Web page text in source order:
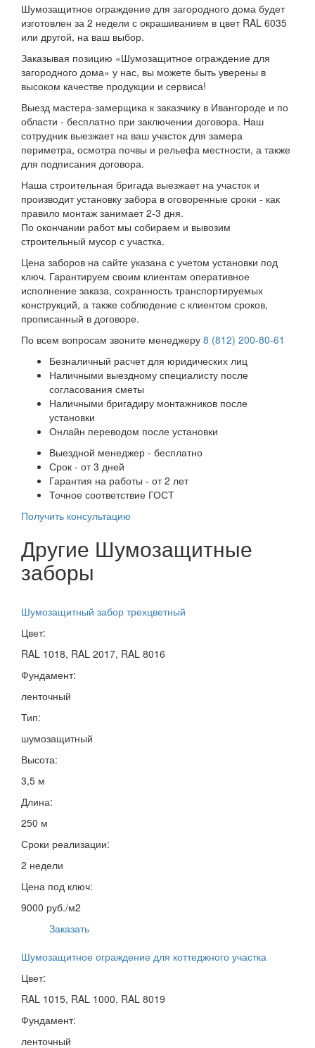
Шумозащитное ограждение для загородного дома будет
изготовлен за 2 недели с окрашиванием в цвет RAL 6035
или другой, на ваш выбор.
Заказывая позицию «Шумозащитное ограждение для
загородного дома» у нас, вы можете быть уверены в
высоком качестве продукции и сервиса!
Выезд мастера-замерщика к заказчику в Ивангороде и по
области - бесплатно при заключении договора. Наш
сотрудник выезжает на ваш участок для замера
периметра, осмотра почвы и рельефа местности, а также
для подписания договора.
Наша строительная бригада выезжает на участок и
производит установку забора в оговоренные сроки - как
правило монтаж занимает 2-3 дня.
По окончании работ мы собираем и вывозим
строительный мусор с участка.
Цена заборов на сайте указана с учетом установки под
ключ. Гарантируем своим клиентам оперативное
исполнение заказа, сохранность транспортируемых
конструкций, а также соблюдение с клиентом сроков,
прописанный в договоре.
По всем вопросам звоните менеджеру 8 (812) 200-80-61
Безналичный расчет для юридических лиц
Наличными выездному специалисту после
согласования сметы
Наличными бригадиру монтажников после
установки
Онлайн переводом после установки
Выездной менеджер - бесплатно
Срок - от 3 дней
Гарантия на работы - от 2 лет
Точное соответствие ГОСТ
Получить консультацию
Другие Шумозащитные
заборы
Шумозащитный забор трехцветный
Цвет:
RAL 1018, RAL 2017, RAL 8016
Фундамент:
ленточный
Тип:
шумозащитный
Высота:
3,5 м
Длина:
250 м
Сроки реализации:
2 недели
Цена под ключ:
9000 руб./м2
Заказать
Шумозащитное ограждение для коттеджного участка
Цвет:
RAL 1015, RAL 1000, RAL 8019
Фундамент:
ленточный